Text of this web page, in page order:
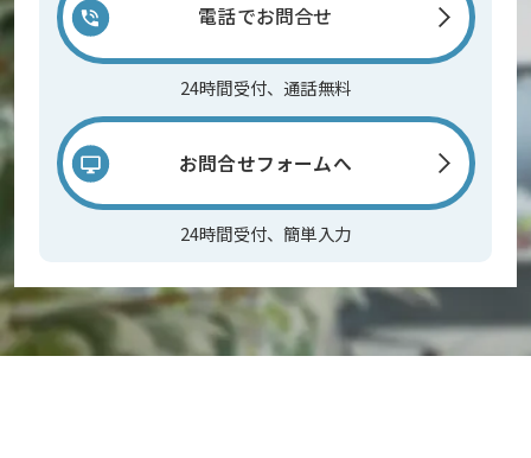
電話でお問合せ
24時間受付、通話無料
お問合せフォームへ
24時間受付、簡単入力